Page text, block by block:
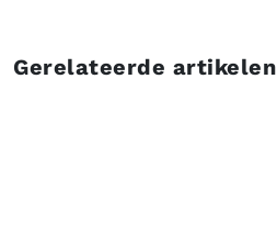
Gerelateerde artikelen